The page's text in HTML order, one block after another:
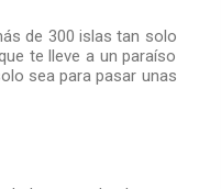
de 300 islas tan solo
te lleve a un paraíso
sea para pasar unas